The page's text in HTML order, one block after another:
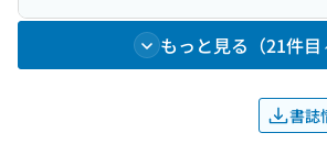
もっと見る（21件目
書誌